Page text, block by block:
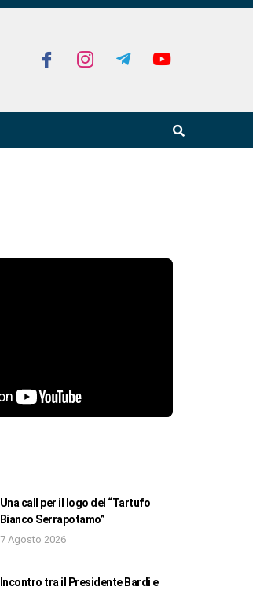
Una call per il logo del “Tartufo
Bianco Serrapotamo”
7 Agosto 2026
Incontro tra il Presidente Bardi e